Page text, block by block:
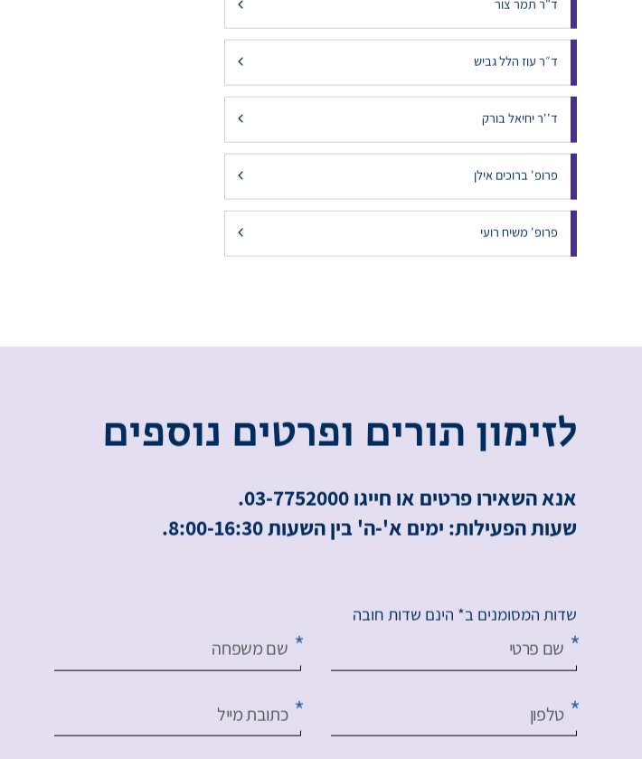
ד"ר תמר צור
ד״ר עוז הלל גביש
ד''ר יחיאל בורק
פרופ' ברוכים אילן
פרופ' משיח רועי
לז מון תור ם ופר ט ם נו ספ ם
אנא השאירו פרטים או חייגו 03-7752000.
שעות הפעילות: ימים א'-ה' בין השעות 8:00-16:30.
שדות המסומנים ב* הינם שדות חובה
שם פרטי שם משפחה
טלפון כתובת מייל